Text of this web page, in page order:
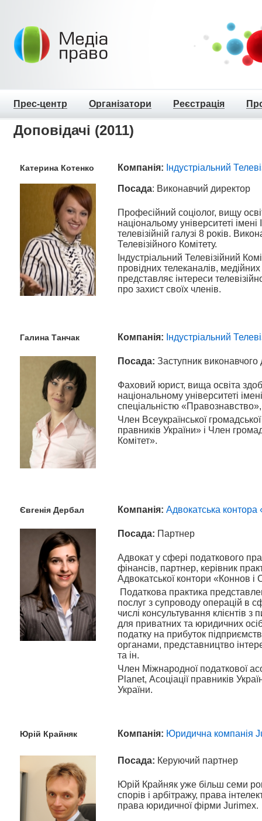
Прес-центр Організатори Реєстрація
Доповідачі (2011)
Катерина Котенко Компанія: Індустріальний
Посада: Виконавчий директор
Професійний соціолог, вищу
національому університеті
телевізійній галузі 8 років.
Телевізійного Комітету.
Індустріальний Телевізійний
провідних телеканалів,
представляє інтереси
про захист своїх членів.
Галина Танчак Компанія: Індустріальний
Посада: Заступник
Фаховий юрист, вища освіта
національному університеті
спеціальністю
Член Всеукраїнської громадської
правників України» і Член
Комітет».
Євгенія Дербал Компанія: Адвокатська контора
Посада: Партнер
Адвокат у сфері податкового
фінансів, партнер, керівник
Адвокатської контори «Коннов і
Податкова практика
послуг з супроводу операцій в
числі консультування клієнтів
для приватних та юридичних
податку на прибуток
органами, представництво
та ін.
Член Міжнародної податкової
Planet, Асоціації правників
України.
Юрій Крайняк Компанія: Юридична компанія
Посада: Керуючий партнер
Юрій Крайняк уже більш семи
спорів і арбітражу, права
права юридичної фірми Jurimex.